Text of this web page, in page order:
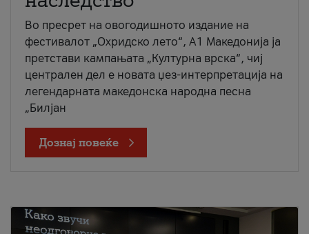
Во пресрет на овогодишното издание на
фестивалот „Охридско лето“, А1 Македонија ја
претстави кампањата „Културна врска“, чиј
централен дел е новата џез-интерпретација на
легендарната македонска народна песна
„Билјан
Дознај повеќе